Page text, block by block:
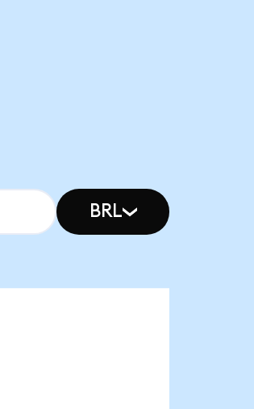
BRL